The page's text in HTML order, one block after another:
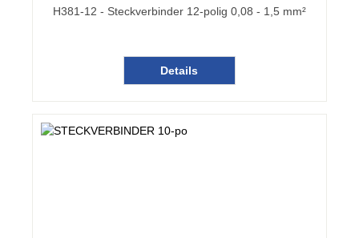
H381-12 - Steckverbinder 12-polig 0,08 - 1,5 mm²
Details